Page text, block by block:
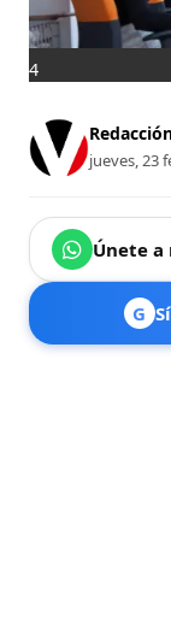
4
jueves, 23
Únete a
G